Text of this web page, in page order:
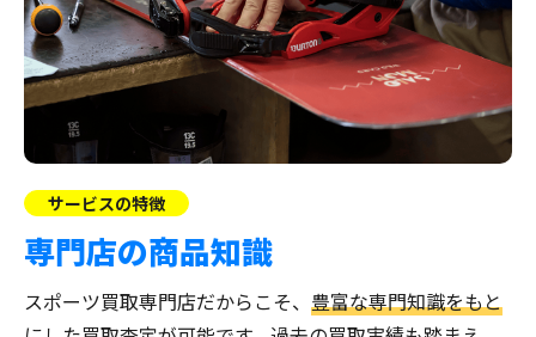
サービスの特徴
専門店の商品知識
スポーツ買取専門店だからこそ、 豊富な専門知識をもと